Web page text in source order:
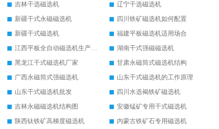
吉林干选磁选机
辽宁干选磁选机
新疆干式永磁磁选机
四川铁矿磁选机如何配置
新疆干式磁选机
福建平板磁选机适用场合
江西平板全自动磁选机生产厂家
湖南干式强磁磁选机
黑龙江干式磁选机厂家
甘肃永磁筒式磁选机结构
广西永磁筒式强磁选机
山东干式磁选机的工作原理
山东干式磁选机批发
四川水选褐铁矿磁选机
吉林永磁磁选机结构图
安徽锰矿专用干式磁选机
陕西钛铁矿高梯度磁选机
内蒙古铁矿石专用磁选机